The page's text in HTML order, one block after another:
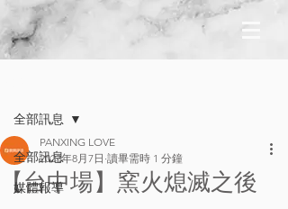
全部訊息
媒體報導
全部訊息
【台中場】窯火熄滅之後
PANXING LOVE
2023年8月7日 讀畢需時 1 分鐘